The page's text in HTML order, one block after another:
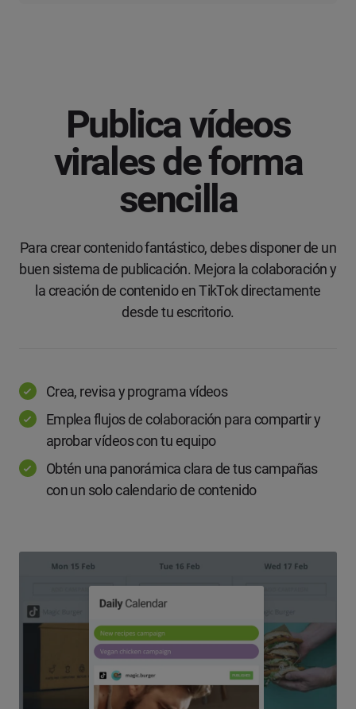
Publica vídeos
virales de forma
sencilla
Para crear contenido fantástico, debes disponer de un
buen sistema de publicación. Mejora la colaboración y
la creación de contenido en TikTok directamente
desde tu escritorio.
Crea, revisa y programa vídeos
Emplea flujos de colaboración para compartir y
aprobar vídeos con tu equipo
Obtén una panorámica clara de tus campañas
con un solo calendario de contenido